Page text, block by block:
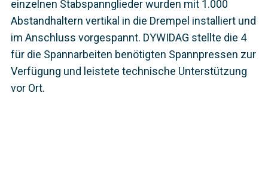
einzelnen Stabspannglieder wurden mit 1.000
Abstandhaltern vertikal in die Drempel installiert und
im Anschluss vorgespannt. DYWIDAG stellte die 4
für die Spannarbeiten benötigten Spannpressen zur
Verfügung und leistete technische Unterstützung
vor Ort.